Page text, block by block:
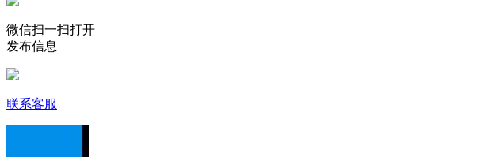
微信扫一扫打开
发布信息
联系客服